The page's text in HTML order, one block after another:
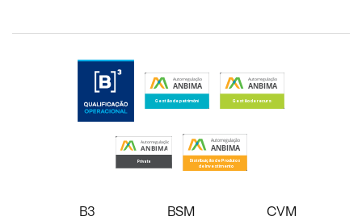
B3 BSM CVM